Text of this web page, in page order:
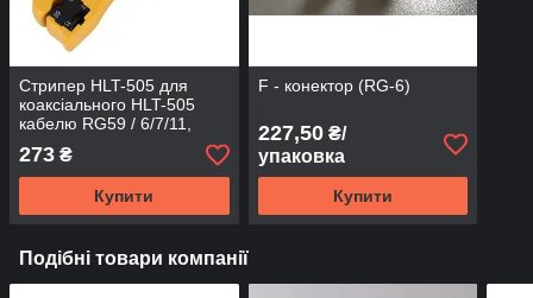
Стрипер HLT-505 для
коаксіального HLT-505
кабелю RG59 / 6/7/11,
UTP, STP, CAT5-6
273 ₴
Купити
F - конектор (RG-6)
227,50₴/
упаковка
Купити
Подібні товари компанії